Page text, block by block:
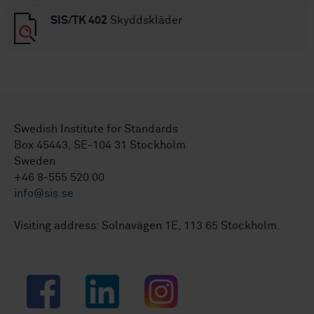
SIS/TK 402 Skyddskläder
Swedish Institute for Standards
Box 45443, SE-104 31 Stockholm
Sweden
+46 8-555 520 00
info@sis.se
Visiting address: Solnavägen 1E, 113 65 Stockholm.
Facebook LinkedIn Instagram